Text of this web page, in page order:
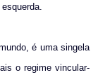
é uma singela
o regime vincular-